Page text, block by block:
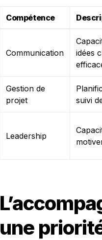
Compétence
Communication
idées
Gestion de
projet
suivi
Leadership
une